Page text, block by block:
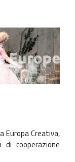
Europa Creativa,
cooperazione